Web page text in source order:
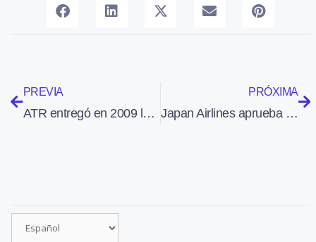
PREVIA
ATR entregó en 2009 la cifra récord de 54 aviones
PRÓXIMA
Japan Airlines aprueba declararse en quiebra, para recibir ayudas y despedir a 15.000 empleados